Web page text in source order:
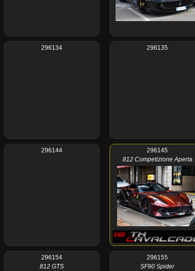
296134 296135
296144
296145
812 Competizione Aperta
296154
812 GTS
296155
SF90 Spider